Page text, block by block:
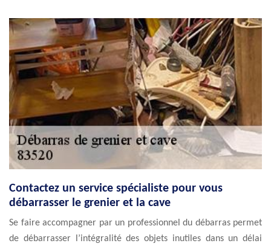
Contactez un service spécialiste pour vous
débarrasser le grenier et la cave
Se faire accompagner par un professionnel du débarras permet
de débarrasser l’intégralité des objets inutiles dans un délai